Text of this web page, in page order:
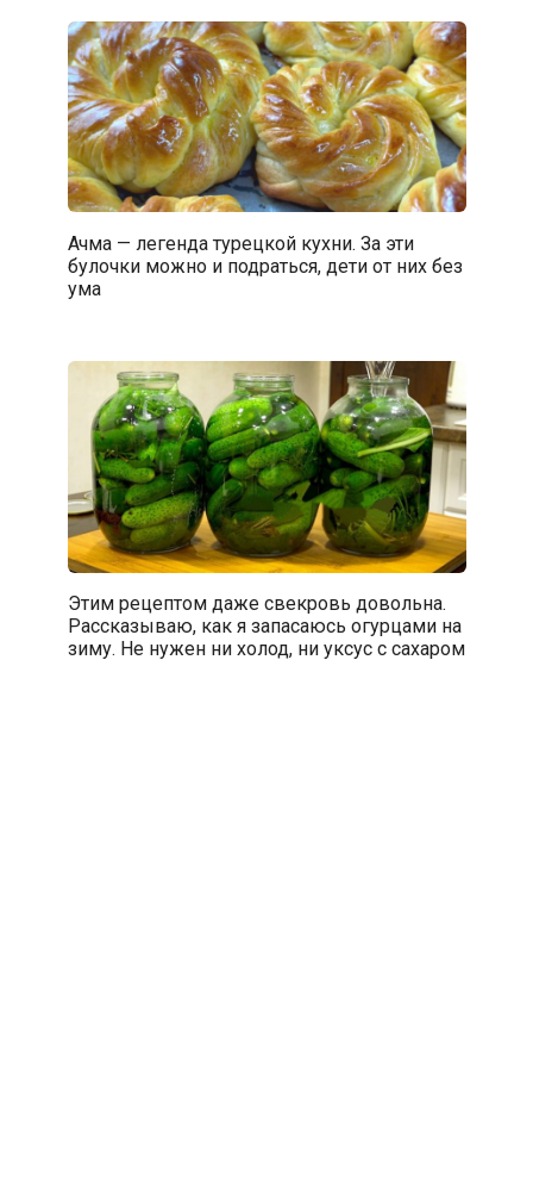
Ачма — легенда турецкой кухни. За эти
булочки можно и подраться, дети от них без
ума
Этим рецептом даже свекровь довольна.
Рассказываю, как я запасаюсь огурцами на
зиму. Не нужен ни холод, ни уксус с сахаром